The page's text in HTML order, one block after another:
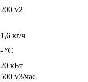
200 м2
1,6 кг/ч
- °С
20 кВт
500 м3/час